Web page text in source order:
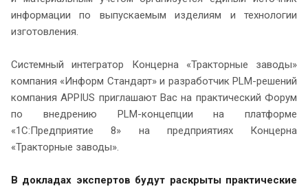
информации по выпускаемым изделиям и технологии
изготовления.
Системный интегратор Концерна «Тракторные заводы»
компания «Информ Стандарт» и разработчик PLM-решений
компания APPIUS приглашают Вас на практический Форум
по внедрению PLM-концепции на платформе
«1С:Предприятие 8» на предприятиях Концерна
«Тракторные заводы».
В докладах экспертов будут раскрыты практические